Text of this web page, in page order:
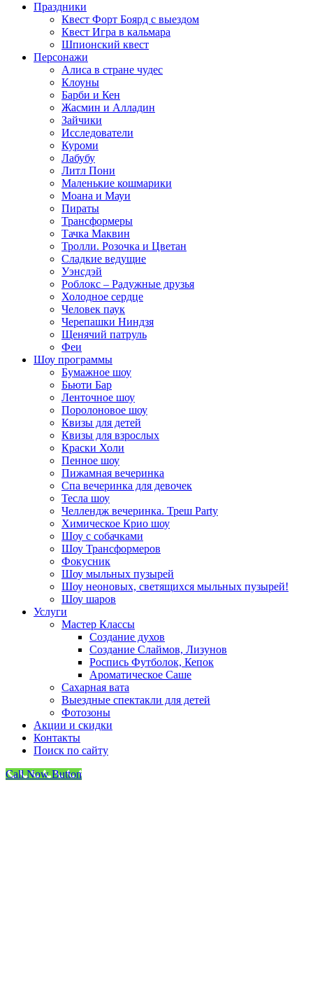
Праздники
Квест Форт Боярд с выездом
Квест Игра в кальмара
Шпионский квест
Персонажи
Алиса в стране чудес
Клоуны
Барби и Кен
Жасмин и Алладин
Зайчики
Исследователи
Куроми
Лабубу
Литл Пони
Маленькие кошмарики
Моана и Мауи
Пираты
Трансформеры
Тачка Маквин
Тролли. Розочка и Цветан
Сладкие ведущие
Уэнсдэй
Роблокс – Радужные друзья
Холодное сердце
Человек паук
Черепашки Ниндзя
Щенячий патруль
Феи
Шоу программы
Бумажное шоу
Бьюти Бар
Ленточное шоу
Поролоновое шоу
Квизы для детей
Квизы для взрослых
Краски Холи
Пенное шоу
Пижамная вечеринка
Спа вечеринка для девочек
Тесла шоу
Челлендж вечеринка. Треш Party
Химическое Крио шоу
Шоу с собачками
Шоу Трансформеров
Фокусник
Шоу мыльных пузырей
Шоу неоновых, светящихся мыльных пузырей!
Шоу шаров
Услуги
Мастер Классы
Создание духов
Создание Слаймов, Лизунов
Роспись Футболок, Кепок
Ароматическое Саше
Сахарная вата
Выездные спектакли для детей
Фотозоны
Акции и скидки
Контакты
Поиск по сайту
Call Now Button